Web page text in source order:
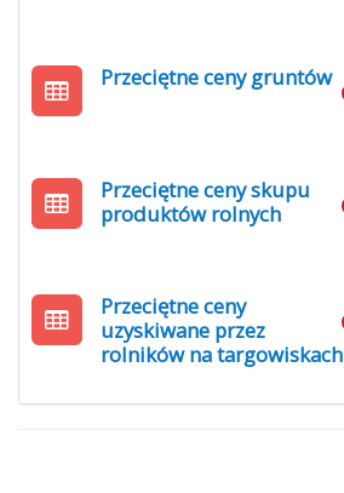
Przeciętne ceny gruntów
Przeciętne ceny skupu
produktów rolnych
Przeciętne ceny
uzyskiwane przez
rolników na targowiskach